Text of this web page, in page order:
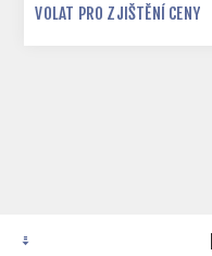
VOLAT PRO ZJIŠTĚNÍ CENY